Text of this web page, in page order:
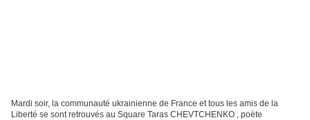
Mardi soir, la communauté ukrainienne de France et tous les amis de la
Liberté se sont retrouvés au Square Taras CHEVTCHENKO , poète